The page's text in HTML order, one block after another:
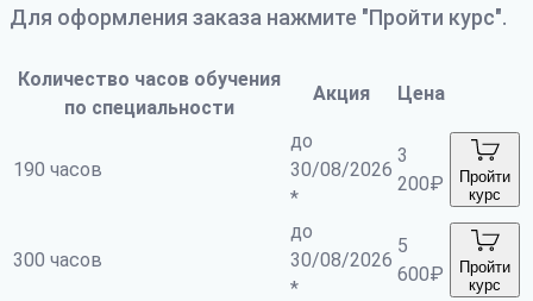
Для оформления заказа нажмите "Пройти курс".
Количество часов обучения
по специальности
Акция Цена
190 часов
до
30/08/2026
*
3
200₽
Пройти
курс
300 часов
до
30/08/2026
*
5
600₽
Пройти
курс